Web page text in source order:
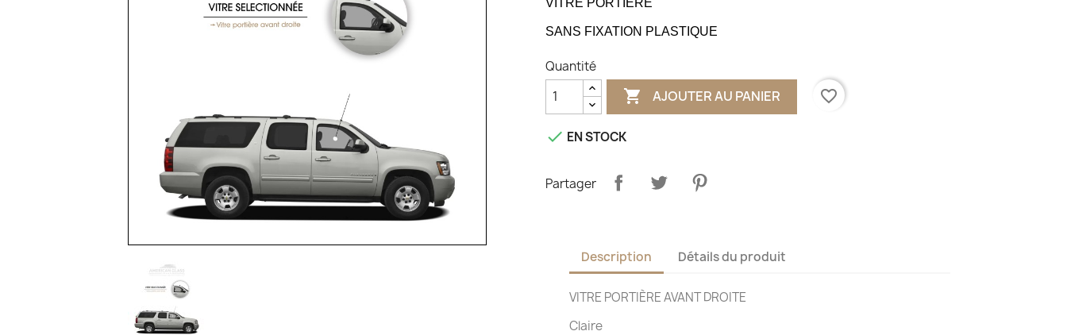
SANS FIXATION PLASTIQUE
Quantité
 AJOUTER AU PANIER favorite_border
 EN STOCK
Partager
Description Détails du produit
VITRE PORTIÈRE AVANT DROITE
Claire